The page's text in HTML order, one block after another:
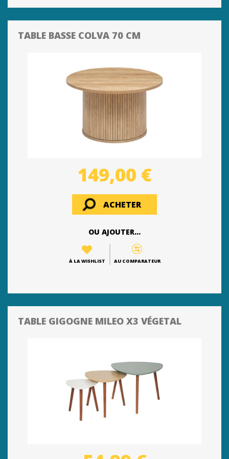
TABLE BASSE COLVA 70 CM
149,00 €
ACHETER
OU AJOUTER...
À LA WISHLIST AU COMPARATEUR
TABLE GIGOGNE MILEO X3 VÉGETAL